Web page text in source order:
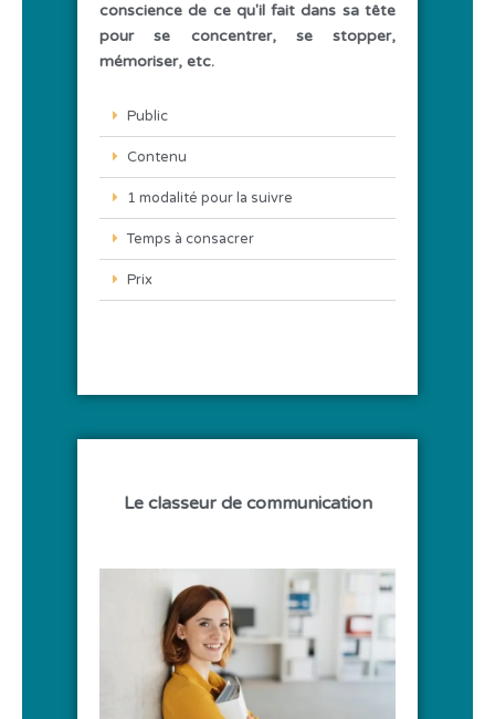
conscience de ce qu'il fait dans sa tête
pour se concentrer, se stopper,
mémoriser, etc.
Public
Contenu
1 modalité pour la suivre
Temps à consacrer
Prix
Le classeur de communication